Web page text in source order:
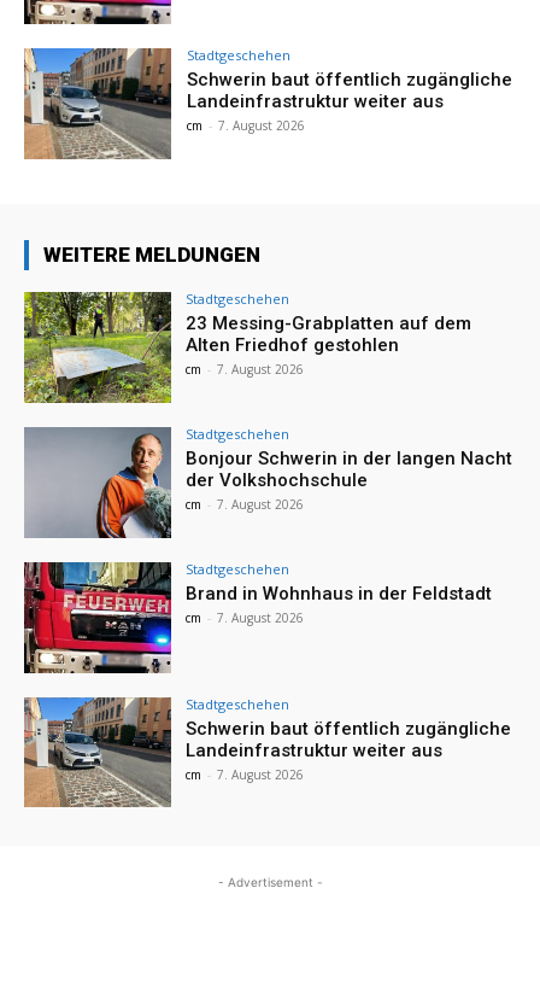
Stadtgeschehen
Schwerin baut öffentlich zugängliche
Landeinfrastruktur weiter aus
cm - 7. August 2026
WEITERE MELDUNGEN
Stadtgeschehen
23 Messing-Grabplatten auf dem
Alten Friedhof gestohlen
cm - 7. August 2026
Stadtgeschehen
Bonjour Schwerin in der langen Nacht
der Volkshochschule
cm - 7. August 2026
Stadtgeschehen
Brand in Wohnhaus in der Feldstadt
cm - 7. August 2026
Stadtgeschehen
Schwerin baut öffentlich zugängliche
Landeinfrastruktur weiter aus
cm - 7. August 2026
- Advertisement -